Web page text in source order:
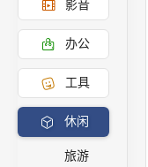
影音
办公
工具
休闲
旅游